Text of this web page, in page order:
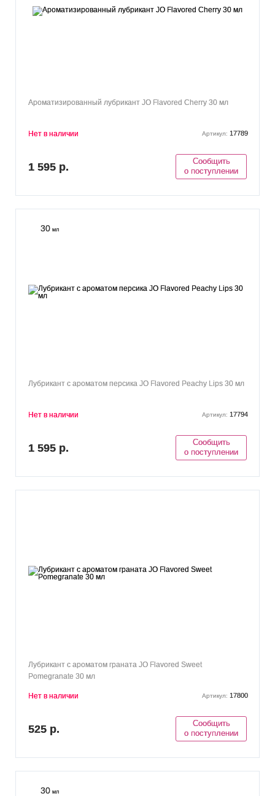
Ароматизированный лубрикант JO Flavored Cherry 30 мл
Нет в наличии Артикул: 17789
1 595 р.
Сообщить
о поступлении
30 мл
Лубрикант с ароматом персика JO Flavored Peachy Lips 30 мл
Нет в наличии Артикул: 17794
1 595 р.
Сообщить
о поступлении
Лубрикант с ароматом граната JO Flavored Sweet
Pomegranate 30 мл
Нет в наличии Артикул: 17800
525 р.
Сообщить
о поступлении
30 мл